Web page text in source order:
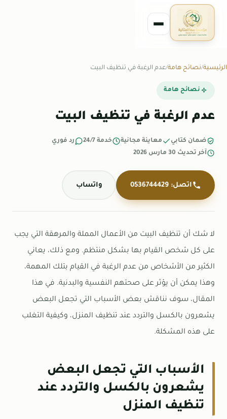
الرئيسية نصائح هامة عدم الرغبة في تنظيف البيت
نصائح هامة
عدم الرغبة في تنظيف البيت
ضمان كتابي معاينة مجانية خدمة 24/7
رد فوري
آخر تحديث 30 مارس 2026
اتصل: 0536744429 واتساب
لا شك أن تنظيف البيت من الأعمال المملة والمرهقة التي يجب
على كل شخص القيام بها بشكل منتظم. ومع ذلك، يعاني
الكثير من الأشخاص من عدم الرغبة في القيام بتلك المهمة،
وهذا يمكن أن يؤثر على صحتهم النفسية والبدنية. في هذا
المقال، سوف نناقش بعض الأسباب التي تجعل البعض
يشعرون بالكسل والتردد عند تنظيف المنزل، وكيفية التغلب
على هذه المشكلة.
الأسباب التي تجعل البعض
يشعرون بالكسل والتردد عند
تنظيف المنزل